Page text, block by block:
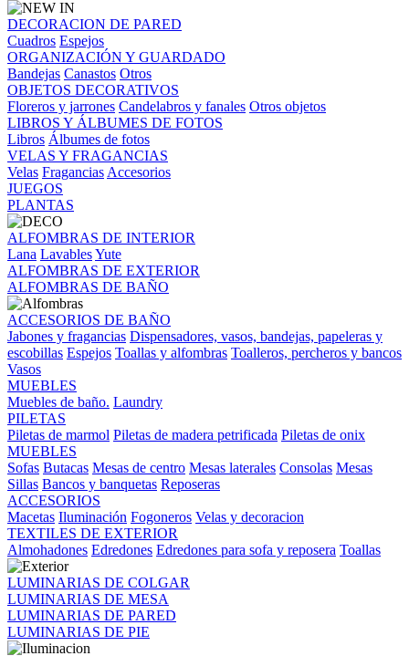
DECORACION DE PARED
Cuadros Espejos
ORGANIZACIÓN Y GUARDADO
Bandejas Canastos Otros
OBJETOS DECORATIVOS
Floreros y jarrones Candelabros y fanales Otros objetos
LIBROS Y ÁLBUMES DE FOTOS
Libros Álbumes de fotos
VELAS Y FRAGANCIAS
Velas Fragancias Accesorios
JUEGOS
PLANTAS
ALFOMBRAS DE INTERIOR
Lana LavablesYute
ALFOMBRAS DE EXTERIOR
ALFOMBRAS DE BAÑO
ACCESORIOS DE BAÑO
Jabones y fragancias Dispensadores, vasos, bandejas, papeleras y
escobillas Espejos Toallas y alfombras Toalleros, percheros y bancos
Vasos
MUEBLES
Muebles de baño. Laundry
PILETAS
Piletas de marmol Piletas de madera petrificada Piletas de onix
MUEBLES
Sofas Butacas Mesas de centro Mesas laterales Consolas Mesas
Sillas Bancos y banquetas Reposeras
ACCESORIOS
Macetas Iluminación Fogoneros Velas y decoracion
TEXTILES DE EXTERIOR
Almohadones Edredones Edredones para sofa y reposera Toallas
LUMINARIAS DE COLGAR
LUMINARIAS DE MESA
LUMINARIAS DE PARED
LUMINARIAS DE PIE